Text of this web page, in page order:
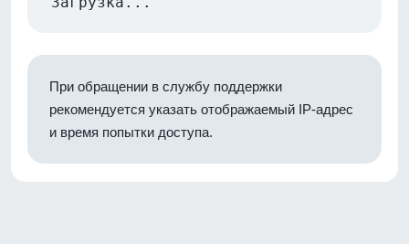
При обращении в службу поддержки
рекомендуется указать отображаемый IP-адрес
и время попытки доступа.